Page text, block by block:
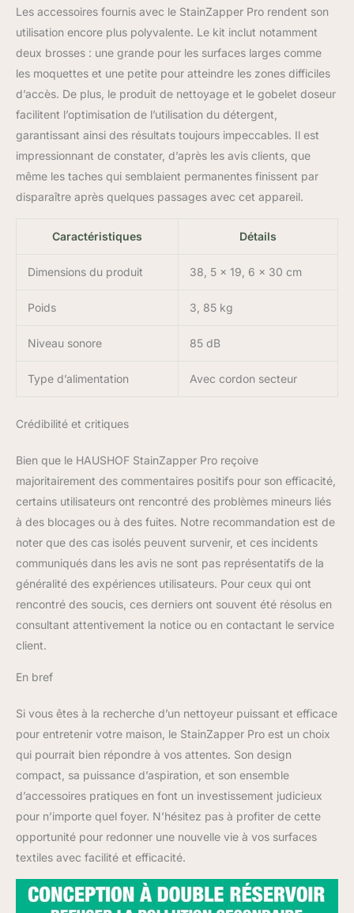
enroulez le tuyau sur le
support pour le ranger
facilement. Avec deux
têtes de brosse, une
grande tête de brosse et
une brosse spéciale pour
les joints des canapés,
qui fonctionnent
parfaitement ensemble et
conviennent au
nettoyage des taches
dans tous les coins Idéal
brossage et aspiration -
Le rinçage en profondeur
de saleté, la brosse
pénétrer dans les
brosser les saletés
séchage rapide après le
lavage sans longue
attente. En cas de
salissures tenaces, vous
pouvez ajouter notre
détergent fourni dans le
réservoir d'eau propre
dans un rapport de 1:33
entre le détergent et l'eau
(à l'aide du gobelet
doseur de 50 ml fourni)
Les accessoires fournis avec le StainZapper Pro rendent son
utilisation encore plus polyvalente. Le kit inclut notamment
deux brosses : une grande pour les surfaces larges comme
les moquettes et une petite pour atteindre les zones difficiles
d’accès. De plus, le produit de nettoyage et le gobelet doseur
facilitent l’optimisation de l’utilisation du détergent,
garantissant ainsi des résultats toujours impeccables. Il est
impressionnant de constater, d’après les avis clients, que
même les taches qui semblaient permanentes finissent par
disparaître après quelques passages avec cet appareil.
Caractéristiques Détails
Dimensions du produit 38, 5 x 19, 6 x 30 cm
Poids 3, 85 kg
Niveau sonore 85 dB
Type d’alimentation Avec cordon secteur
Crédibilité et critiques
Bien que le HAUSHOF StainZapper Pro reçoive
majoritairement des commentaires positifs pour son efficacité,
certains utilisateurs ont rencontré des problèmes mineurs liés
à des blocages ou à des fuites. Notre recommandation est de
noter que des cas isolés peuvent survenir, et ces incidents
communiqués dans les avis ne sont pas représentatifs de la
généralité des expériences utilisateurs. Pour ceux qui ont
rencontré des soucis, ces derniers ont souvent été résolus en
consultant attentivement la notice ou en contactant le service
client.
En bref
Si vous êtes à la recherche d’un nettoyeur puissant et efficace
pour entretenir votre maison, le StainZapper Pro est un choix
qui pourrait bien répondre à vos attentes. Son design
compact, sa puissance d’aspiration, et son ensemble
d’accessoires pratiques en font un investissement judicieux
pour n’importe quel foyer. N’hésitez pas à profiter de cette
opportunité pour redonner une nouvelle vie à vos surfaces
textiles avec facilité et efficacité.